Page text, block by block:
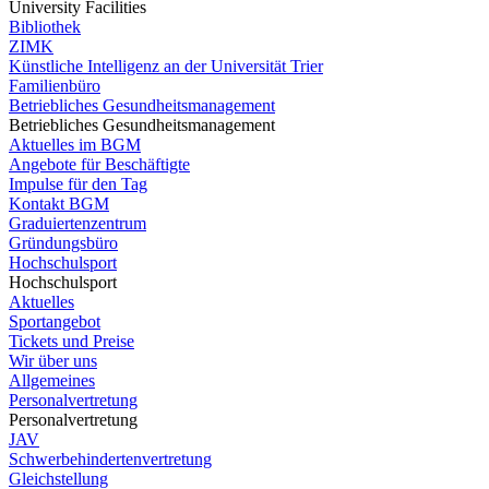
University Facilities
Bibliothek
ZIMK
Künstliche Intelligenz an der Universität Trier
Familienbüro
Betriebliches Gesundheitsmanagement
Betriebliches Gesundheitsmanagement
Aktuelles im BGM
Angebote für Beschäftigte
Impulse für den Tag
Kontakt BGM
Graduiertenzentrum
Gründungsbüro
Hochschulsport
Hochschulsport
Aktuelles
Sportangebot
Tickets und Preise
Wir über uns
Allgemeines
Personalvertretung
Personalvertretung
JAV
Schwerbehindertenvertretung
Gleichstellung